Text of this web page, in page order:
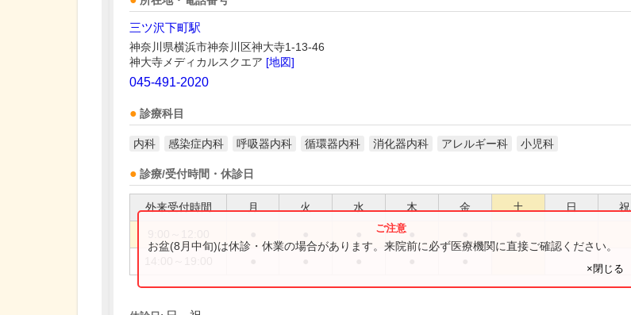
三ツ沢下町駅
神奈川県横浜市神奈川区神大寺1-13-46
神大寺メディカルスクエア [地図]
045-491-2020
診療科目
内科 感染症内科 呼吸器内科 循環器内科 消化器内科 アレルギー科 小児科
診療/受付時間・休診日
外来受付時間 月 火 水 木 金 土 日 祝
お盆(8月中旬)は休診・休業の場合があります。来院前に必ず医療機関に直接ご確認ください。
×閉じる